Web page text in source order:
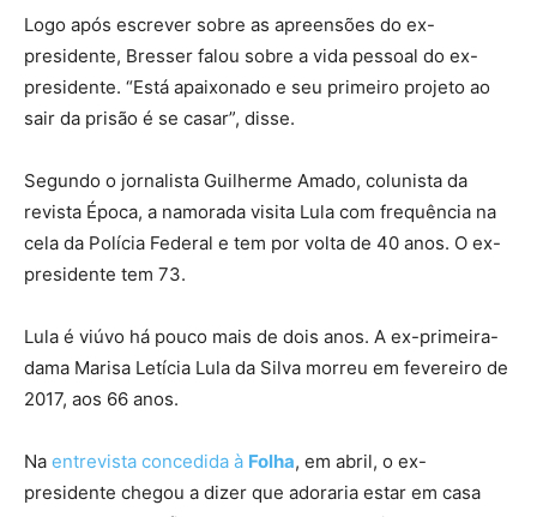
Logo após escrever sobre as apreensões do ex-
presidente, Bresser falou sobre a vida pessoal do ex-
presidente. “Está apaixonado e seu primeiro projeto ao
sair da prisão é se casar”, disse.
Segundo o jornalista Guilherme Amado, colunista da
revista Época, a namorada visita Lula com frequência na
cela da Polícia Federal e tem por volta de 40 anos. O ex-
presidente tem 73.
Lula é viúvo há pouco mais de dois anos. A ex-primeira-
dama Marisa Letícia Lula da Silva morreu em fevereiro de
2017, aos 66 anos.
Na entrevista concedida à Folha, em abril, o ex-
presidente chegou a dizer que adoraria estar em casa